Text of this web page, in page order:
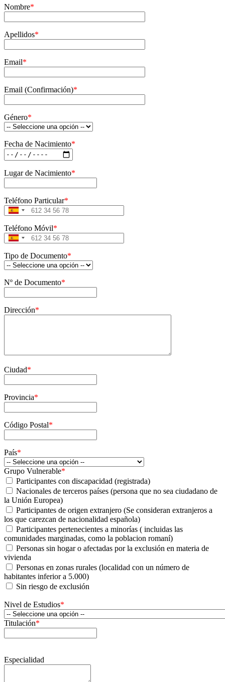
Nombre*
Apellidos*
Email*
Email (Confirmación)*
Género*
Fecha de Nacimiento*
Lugar de Nacimiento*
Teléfono Particular*
Spain
Teléfono Móvil*
Spain
Tipo de Documento*
Nº de Documento*
Dirección*
Ciudad*
Provincia*
Código Postal*
País*
Grupo Vulnerable*
Participantes con discapacidad (registrada)
Nacionales de terceros países (persona que no sea ciudadano de
la Unión Europea)
Participantes de origen extranjero (Se consideran extranjeros a
los que carezcan de nacionalidad española)
Participantes pertenecientes a minorías ( incluidas las
comunidades marginadas, como la poblacion romaní)
Personas sin hogar o afectadas por la exclusión en materia de
vivienda
Personas en zonas rurales (localidad con un número de
habitantes inferior a 5.000)
Sin riesgo de exclusión
Nivel de Estudios*
Titulación*
Especialidad